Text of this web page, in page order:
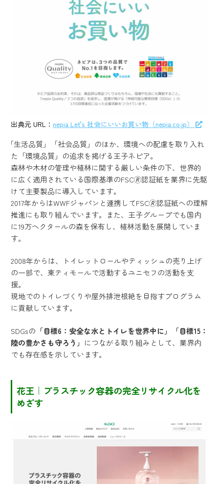
出典元 URL：nepia Let's 社会にいいお買い物（nepia.co.jp）
「生活品質」「社会品質」のほか、環境への配慮を取り入れ
た「環境品質」の追求を掲げる王子ネピア。
森林や木材の管理や植林に関する厳しい条件の下、世界的
に広く適用されている国際基準のFSC🄬認証紙を業界に先駆
けて主要製品に導入しています。
2017年からはWWFジャパンと連携してFSC🄬認証紙への理解
推進にも取り組んでいます。また、王子グループでも国内
に19万ヘクタールの森を保有し、植林活動を展開していま
す。
2008年からは、トイレットロールやティッシュの売り上げ
の一部で、東ティモールで活動するユニセフの活動を支
援。
現地でのトイレづくりや屋外排泄根絶を目指すプログラム
に貢献しています。
SDGsの 「目標6：安全な水とトイレを世界中に」「目標15：
陸の豊かさも守ろう」 につながる取り組みとして、業界内
でも存在感を示しています。
花王｜プラスチック容器の完全リサイクル化を
めざす